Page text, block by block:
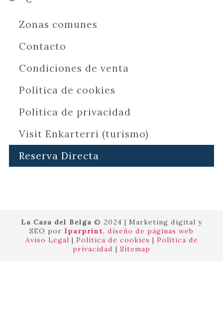
Zonas comunes
Contacto
Condiciones de venta
Política de cookies
Política de privacidad
Visit Enkarterri (turismo)
Reserva Directa
La Casa del Belga © 2024 | Marketing digital y
SEO por Iparprint, diseño de páginas web
Aviso Legal | Política de cookies | Política de
privacidad | Sitemap